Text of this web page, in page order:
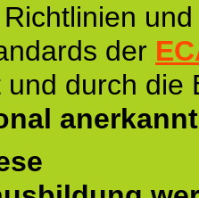
der
durch die